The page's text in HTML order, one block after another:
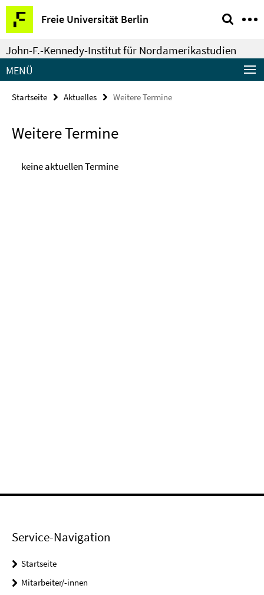
Springe
direkt
zu
Inhalt
Freie Universität Berlin
Service-
Navigation
John-F.-Kennedy-Institut für Nordamerikastudien
MENÜ
Startseite Aktuelles Weitere Termine
Weitere Termine
keine aktuellen Termine
Service-Navigation
Startseite
Mitarbeiter/-innen